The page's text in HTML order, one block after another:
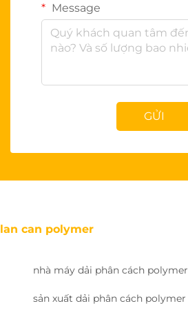
Message
GỬI
lan can polymer
nhà máy dải phân cách polymer
sản xuất dải phân cách polymer